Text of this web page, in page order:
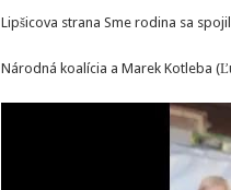
Lipšicova strana Sme rodina sa
Národná koalícia a Marek Kotleba